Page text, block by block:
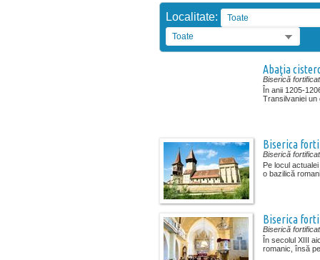
Localitate:
Toate
Toate
Abaţia
Biserică
În anii 1205-
Transilvaniei un
Biserica
Biserică
Pe locul
o bazilică
Biserica
Biserică
În secolul XIII
romanic, însă